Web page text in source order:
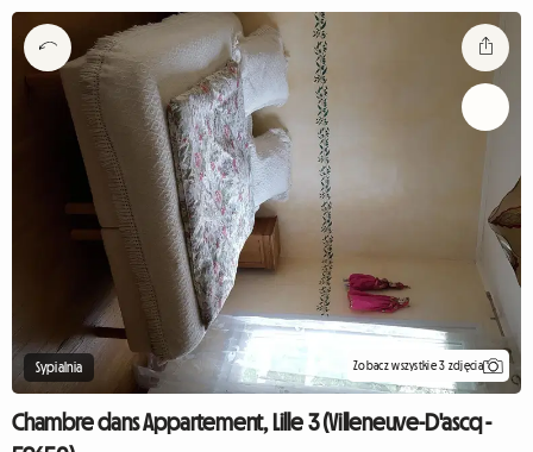
Sypialnia Zobacz wszystkie 3 zdjęcia
Chambre dans Appartement, Lille 3 (Villeneuve-D'ascq -